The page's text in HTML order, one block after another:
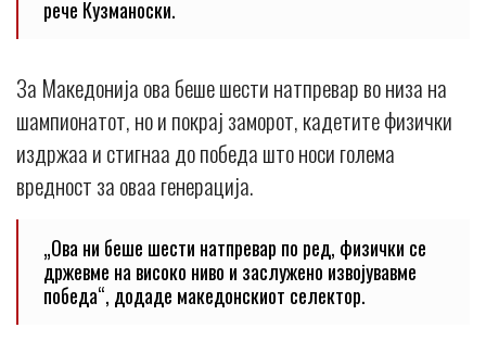
рече Кузманоски.
За Македонија ова беше шести натпревар во низа на
шампионатот, но и покрај заморот, кадетите физички
издржаа и стигнаа до победа што носи голема
вредност за оваа генерација.
„Ова ни беше шести натпревар по ред, физички се
држевме на високо ниво и заслужено извојувавме
победа“, додаде македонскиот селектор.